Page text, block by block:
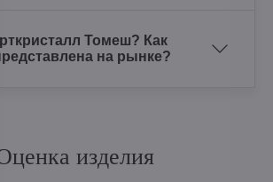
Томеш? Как
на рынке?
изделия